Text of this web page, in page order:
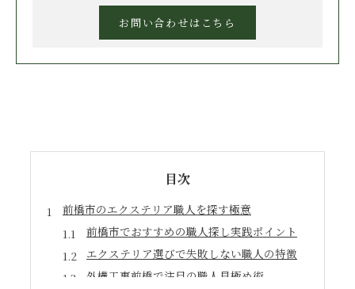
お問い合わせはこちら
目次
前橋市のエクステリア職人を探す極意
前橋市でおすすめの職人探し実践ポイント
エクステリア選びで失敗しない職人の特徴
外構工事前橋で注目の職人見極め術